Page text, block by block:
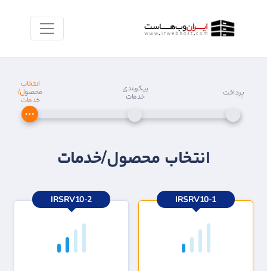
انتخاب
محصول/
خدمات
پیکربندی
خدمات
پرداخت
انتخاب محصول/خدمات
IRSRV10-1
IRSRV10-2